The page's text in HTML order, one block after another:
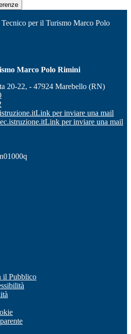
per il Turismo Marco Polo
Marco Polo Rimini
20-22, - 47924 Marebello (RN)
Link per inviare una mail
Link per inviare una mail
il Pubblico